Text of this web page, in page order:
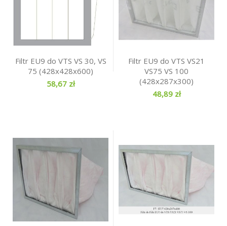
Filtr EU9 do VTS VS 30, VS
75 (428x428x600)
58,67 zł
Filtr EU9 do VTS VS21
VS75 VS 100
(428x287x300)
48,89 zł